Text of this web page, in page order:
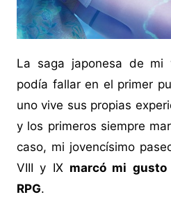
La saga japonesa de mi
podía fallar en el primer
uno vive sus propias
y los primeros siempre
caso, mi jovencísimo
VIII y IX marcó mi
RPG.